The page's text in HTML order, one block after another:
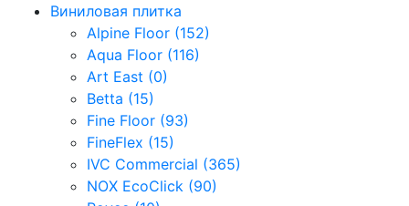
Виниловая плитка
Alpine Floor (152)
Aqua Floor (116)
Art East (0)
Betta (15)
Fine Floor (93)
FineFlex (15)
IVC Commercial (365)
NOX EcoClick (90)